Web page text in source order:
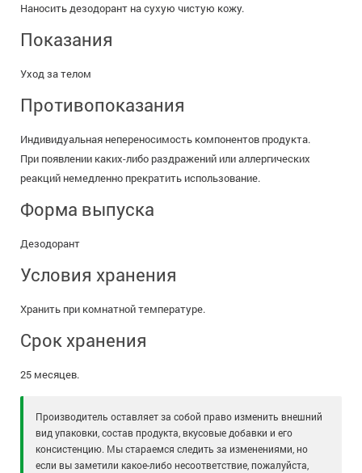
Наносить дезодорант на сухую чистую кожу.
Показания
Уход за телом
Противопоказания
Индивидуальная непереносимость компонентов продукта.
При появлении каких-либо раздражений или аллергических
реакций немедленно прекратить использование.
Форма выпуска
Дезодорант
Условия хранения
Хранить при комнатной температуре.
Срок хранения
25 месяцев.
Производитель оставляет за собой право изменить внешний
вид упаковки, состав продукта, вкусовые добавки и его
консистенцию. Мы стараемся следить за изменениями, но
если вы заметили какое-либо несоответствие, пожалуйста,